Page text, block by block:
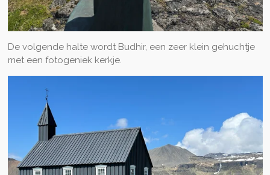
De volgende halte wordt Budhir, een zeer klein gehuchtje
met een fotogeniek kerkje.